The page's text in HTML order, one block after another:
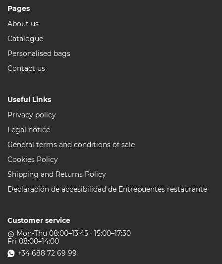
Pages
About us
Catalogue
Personalised bags
Contact us
Useful Links
Privacy policy
Legal notice
General terms and conditions of sale
Cookies Policy
Shipping and Returns Policy
Declaración de accesibilidad de Entrepuentes restaurante
Customer service
access_time Mon-Thu 08:00–13:45 · 15:00–17:30
Fri 08:00–14:00
+34 688 72 69 99